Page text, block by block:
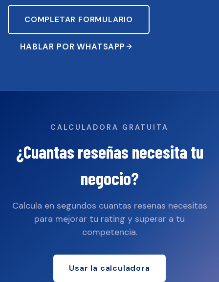
COMPLETAR FORMULARIO
HABLAR POR WHATSAPP
CALCULADORA GRATUITA
¿Cuantas reseñas necesita tu
negocio?
Calcula en segundos cuantas resenas necesitas
para mejorar tu rating y superar a tu
competencia.
Usar la calculadora